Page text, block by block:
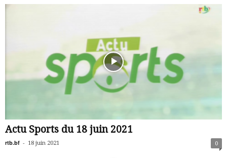
Actu Sports du 18 juin 2021
rtb.bf - 18 juin 2021 0